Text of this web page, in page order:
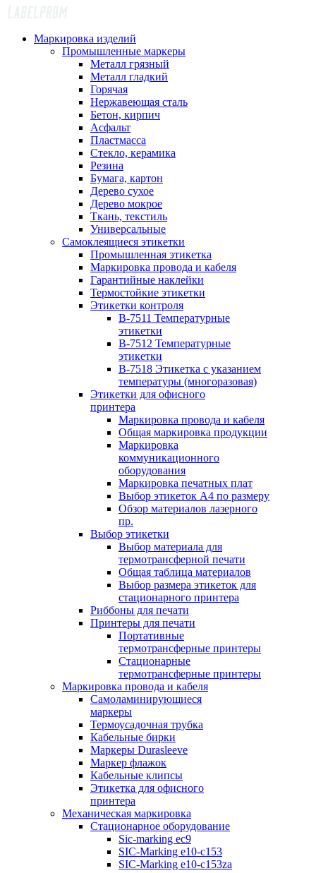
Маркировка изделий
Промышленные маркеры
Металл грязный
Металл гладкий
Горячая
Нержавеющая сталь
Бетон, кирпич
Асфальт
Пластмасса
Стекло, керамика
Резина
Бумага, картон
Дерево сухое
Дерево мокрое
Ткань, текстиль
Универсальные
Самоклеящиеся этикетки
Промышленная этикетка
Маркировка провода и кабеля
Гарантийные наклейки
Термостойкие этикетки
Этикетки контроля
B-7511 Температурные
этикетки
B-7512 Температурные
этикетки
B-7518 Этикетка с указанием
температуры (многоразовая)
Этикетки для офисного
принтера
Маркировка провода и кабеля
Общая маркировка продукции
Маркировка
коммуникационного
оборудования
Маркировка печатных плат
Выбор этикеток А4 по размеру
Обзор материалов лазерного
пр.
Выбор этикетки
Выбор материала для
термотрансферной печати
Общая таблица материалов
Выбор размера этикеток для
стационарного принтера
Риббоны для печати
Принтеры для печати
Портативные
термотрансферные принтеры
Стационарные
термотрансферные принтеры
Маркировка провода и кабеля
Самоламинирующиеся
маркеры
Термоусадочная трубка
Кабельные бирки
Маркеры Durasleeve
Маркер флажок
Кабельные клипсы
Этикетка для офисного
принтера
Механическая маркировка
Стационарное оборудование
Sic-marking ec9
SIC-Marking e10-c153
SIC-Marking e10-c153za